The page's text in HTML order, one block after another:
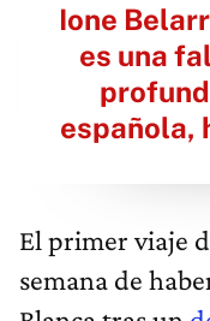
Ione
es una
española,
El primer viaje
semana de